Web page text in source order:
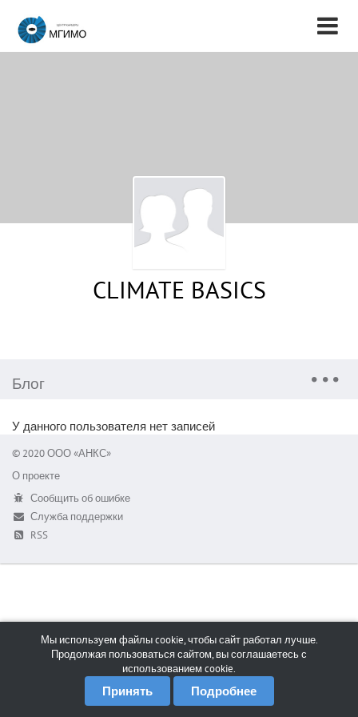
CLIMATE BASICS
Блог
У данного пользователя нет записей
© 2020 ООО «АНКС»
О проекте
Сообщить об ошибке
Служба поддержки
RSS
Мы используем файлы cookie, чтобы сайт работал лучше.
Продолжая пользоваться сайтом, вы соглашаетесь с
использованием cookie.
Принять Подробнее